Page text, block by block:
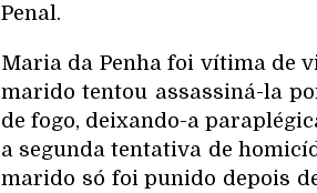
Penal.
Maria da Penha foi vítima de
marido tentou assassiná-la
de fogo, deixando-a
a segunda tentativa de
marido só foi punido depois